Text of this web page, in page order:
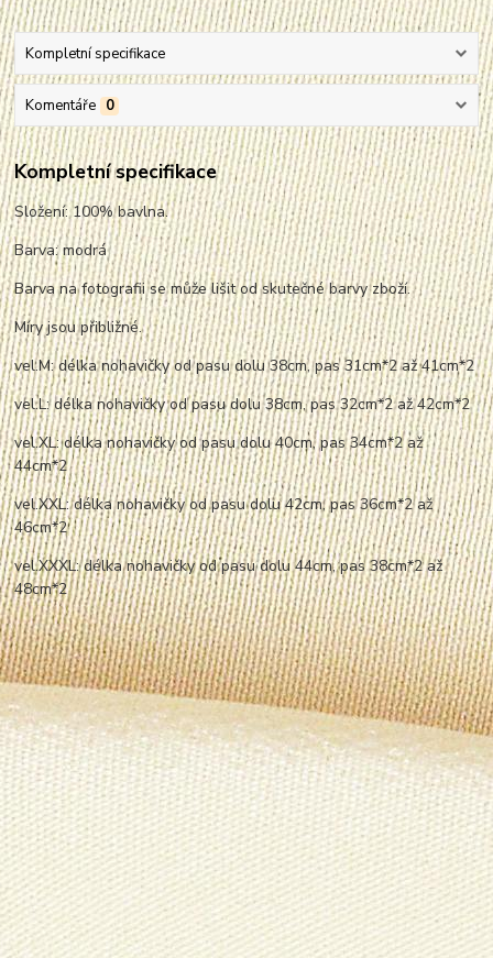
Kompletní specifikace
Komentáře 0
Kompletní specifikace
Složení: 100% bavlna.
Barva: modrá
Barva na fotografii se může lišit od skutečné barvy zboží.
Míry jsou přibližné.
vel.M: délka nohavičky od pasu dolu 38cm, pas 31cm*2 až 41cm*2
vel.L: délka nohavičky od pasu dolu 38cm, pas 32cm*2 až 42cm*2
vel.XL: délka nohavičky od pasu dolu 40cm, pas 34cm*2 až
44cm*2
vel.XXL: délka nohavičky od pasu dolu 42cm, pas 36cm*2 až
46cm*2
vel.XXXL: délka nohavičky od pasu dolu 44cm, pas 38cm*2 až
48cm*2